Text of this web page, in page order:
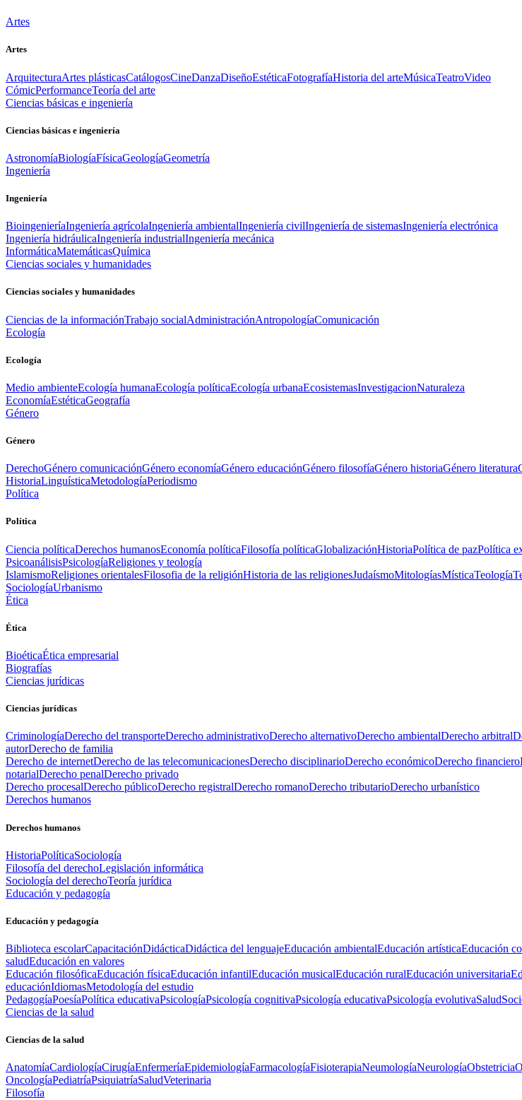
Artes
Artes
ArquitecturaArtes plásticasCatálogosCineDanzaDiseñoEstéticaFotografíaHistoria del arteMúsicaTeatroVideo
CómicPerformanceTeoría del arte
Ciencias básicas e ingeniería
Ciencias básicas e ingeniería
AstronomíaBiologíaFísicaGeologíaGeometría
Ingeniería
Ingeniería
BioingenieríaIngeniería agrícolaIngeniería ambientalIngeniería civilIngeniería de sistemasIngeniería electrónica
Ingeniería hidráulicaIngeniería industrialIngeniería mecánica
InformáticaMatemáticasQuímica
Ciencias sociales y humanidades
Ciencias sociales y humanidades
Ciencias de la informaciónTrabajo socialAdministraciónAntropologíaComunicación
Ecología
Ecología
Medio ambienteEcología humanaEcología políticaEcología urbanaEcosistemasInvestigacionNaturaleza
EconomíaEstéticaGeografía
Género
Género
DerechoGénero comunicaciónGénero economíaGénero educaciónGénero filosofíaGénero historiaGénero literatura
HistoriaLinguísticaMetodologíaPeriodismo
Política
Política
Ciencia políticaDerechos humanosEconomía políticaFilosofía políticaGlobalizaciónHistoriaPolítica de pazPolítica
PsicoanálisisPsicologíaReligiones y teología
IslamismoReligiones orientalesFilosofia de la religiónHistoria de las religionesJudaísmoMitologíasMísticaTeología
SociologíaUrbanismo
Ética
Ética
BioéticaÉtica empresarial
Biografías
Ciencias jurídicas
Ciencias jurídicas
CriminologíaDerecho del transporteDerecho administrativoDerecho alternativoDerecho ambientalDerecho arbitral
autorDerecho de familia
Derecho de internetDerecho de las telecomunicacionesDerecho disciplinarioDerecho económicoDerecho financiero
notarialDerecho penalDerecho privado
Derecho procesalDerecho públicoDerecho registralDerecho romanoDerecho tributarioDerecho urbanístico
Derechos humanos
Derechos humanos
HistoriaPolíticaSociología
Filosofía del derechoLegislación informática
Sociología del derechoTeoría jurídica
Educación y pedagogía
Educación y pedagogía
Biblioteca escolarCapacitaciónDidácticaDidáctica del lenguajeEducación ambientalEducación artísticaEducación
saludEducación en valores
Educación filosóficaEducación físicaEducación infantilEducación musicalEducación ruralEducación universitaria
educaciónIdiomasMetodología del estudio
PedagogíaPoesíaPolítica educativaPsicologíaPsicología cognitivaPsicología educativaPsicología evolutivaSalud
Ciencias de la salud
Ciencias de la salud
AnatomíaCardiologíaCirugíaEnfermeríaEpidemiologíaFarmacologíaFisioterapiaNeumologíaNeurologíaObstetricia
OncologíaPediatríaPsiquiatríaSaludVeterinaria
Filosofía